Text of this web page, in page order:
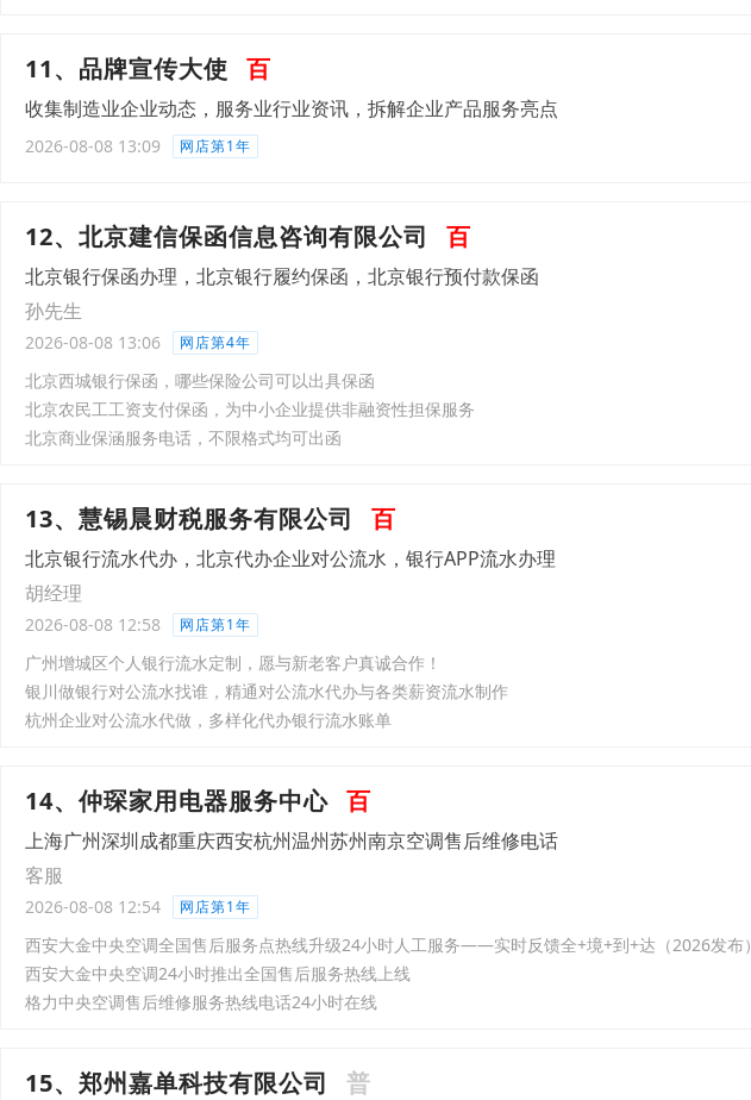
11、品牌宣传大使 百
收集制造业企业动态，服务业行业资讯，拆解企业产品服务亮点
2026-08-08 13:09 网店第1年
12、北京建信保函信息咨询有限公司 百
北京银行保函办理，北京银行履约保函，北京银行预付款保函
孙先生
2026-08-08 13:06 网店第4年
北京西城银行保函，哪些保险公司可以出具保函
北京农民工工资支付保函，为中小企业提供非融资性担保服务
北京商业保涵服务电话，不限格式均可出函
13、慧锡晨财税服务有限公司 百
北京银行流水代办，北京代办企业对公流水，银行APP流水办理
胡经理
2026-08-08 12:58 网店第1年
广州增城区个人银行流水定制，愿与新老客户真诚合作！
银川做银行对公流水找谁，精通对公流水代办与各类薪资流水制作
杭州企业对公流水代做，多样化代办银行流水账单
14、仲琛家用电器服务中心 百
上海广州深圳成都重庆西安杭州温州苏州南京空调售后维修电话
客服
2026-08-08 12:54 网店第1年
西安大金中央空调全国售后服务点热线升级24小时人工服务——实时反馈全+境+到+达（2026发布）
西安大金中央空调24小时推出全国售后服务热线上线
格力中央空调售后维修服务热线电话24小时在线
15、郑州嘉单科技有限公司 普